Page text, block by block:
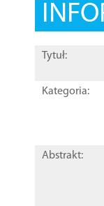
Tytuł:
Kategoria:
Abstrakt: